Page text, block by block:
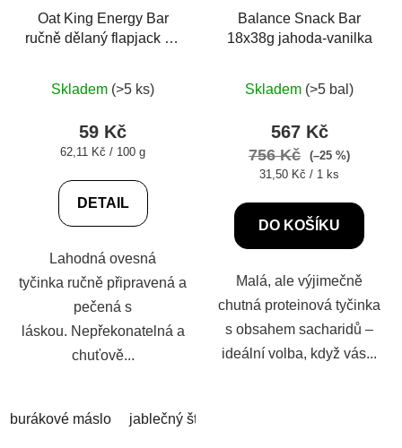
Oat King Energy Bar
ručně dělaný flapjack 95
hodnocení
produktu
je
z
Skladem (>5 ks)
59 Kč
Měrná
62,11 Kč / 100 g
DETAIL
Lahodná ovesná
tyčinka ručně připravená a
pečená s
láskou. Nepřekonatelná a
chuťově...
burákové máslo jablečný štrůdl
Balance Snack Bar
18x38g jahoda-vanilka
Skladem (>5 bal)
567 Kč
756 Kč
(–25 %)
Měrná
31,50 Kč / 1 ks
DO KOŠÍKU
Malá, ale výjimečně
chutná proteinová tyčinka
s obsahem sacharidů –
ideální volba, když vás...